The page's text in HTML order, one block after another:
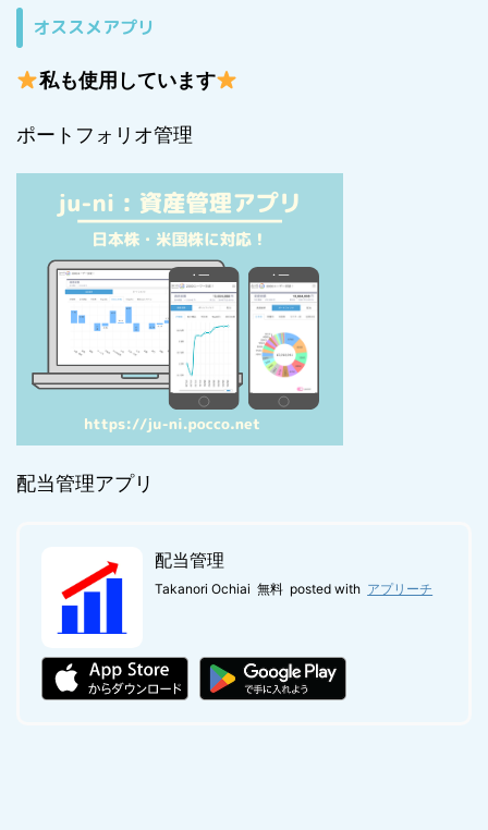
オススメアプリ
私も使用しています
ポートフォリオ管理
配当管理アプリ
配当管理
Takanori Ochiai 無料 posted with アプリーチ